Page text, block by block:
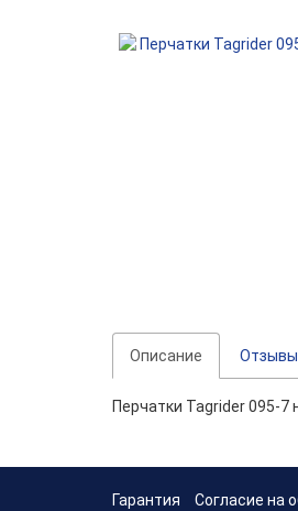
Описание Отзывы
Перчатки Tagrider 095-
Гарантия Согласие на